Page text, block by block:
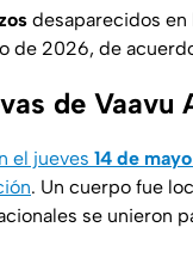
desaparecidos en
de 2026, de
de Vaavu
el jueves 14 de
. Un cuerpo fue
se unieron